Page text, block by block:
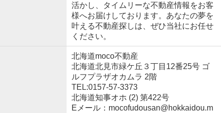
活かし、タイムリーな不動産情報をお客
様へお届けしております。あなたの夢を
叶える不動産探しは、ぜひ当社にお任せ
ください。
北海道moco不動産
北海道北見市緑ケ丘３丁目12番25号 ゴ
ルフプラザオカムラ 2階
TEL:0157-57-3373
北海道知事オホ (2) 第422号
Eメール：mocofudousan@hokkaidou.m